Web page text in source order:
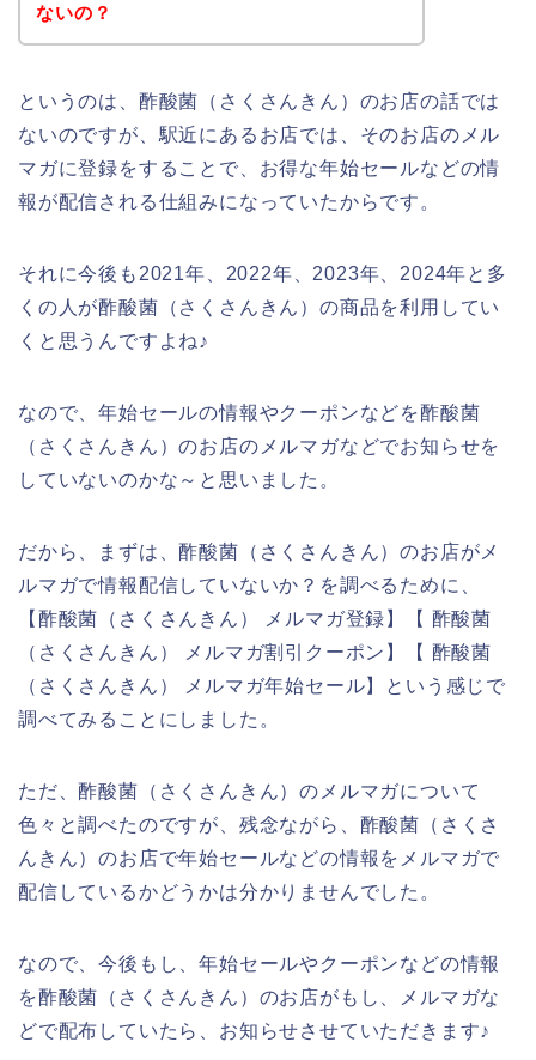
ないの？
というのは、酢酸菌（さくさんきん）のお店の話では
ないのですが、駅近にあるお店では、そのお店のメル
マガに登録をすることで、お得な年始セールなどの情
報が配信される仕組みになっていたからです。
それに今後も2021年、2022年、2023年、2024年と多
くの人が酢酸菌（さくさんきん）の商品を利用してい
くと思うんですよね♪
なので、年始セールの情報やクーポンなどを酢酸菌
（さくさんきん）のお店のメルマガなどでお知らせを
していないのかな～と思いました。
だから、まずは、酢酸菌（さくさんきん）のお店がメ
ルマガで情報配信していないか？を調べるために、
【酢酸菌（さくさんきん） メルマガ登録】【 酢酸菌
（さくさんきん） メルマガ割引クーポン】【 酢酸菌
（さくさんきん） メルマガ年始セール】という感じで
調べてみることにしました。
ただ、酢酸菌（さくさんきん）のメルマガについて
色々と調べたのですが、残念ながら、酢酸菌（さくさ
んきん）のお店で年始セールなどの情報をメルマガで
配信しているかどうかは分かりませんでした。
なので、今後もし、年始セールやクーポンなどの情報
を酢酸菌（さくさんきん）のお店がもし、メルマガな
どで配布していたら、お知らせさせていただきます♪